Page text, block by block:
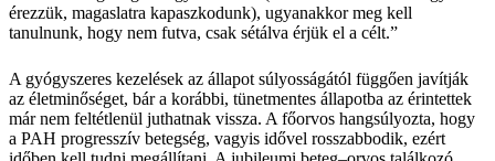
érezzük, magaslatra kapaszkodunk), ugyanakkor meg kell
tanulnunk, hogy nem futva, csak sétálva érjük el a célt.”
A gyógyszeres kezelések az állapot súlyosságától függően javítják
az életminőséget, bár a korábbi, tünetmentes állapotba az érintettek
már nem feltétlenül juthatnak vissza. A főorvos hangsúlyozta, hogy
a PAH progresszív betegség, vagyis idővel rosszabbodik, ezért